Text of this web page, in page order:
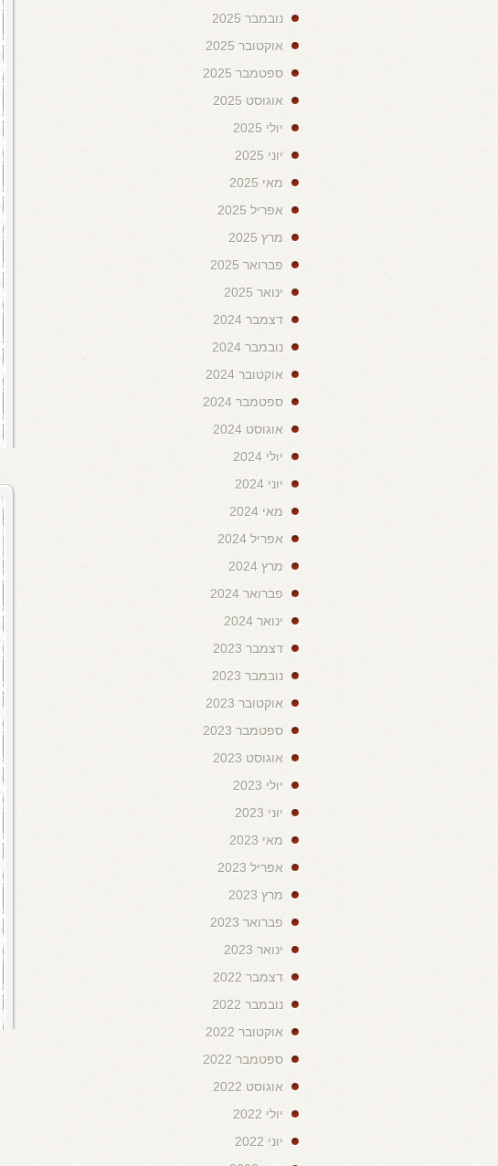
נובמבר 2025
אוקטובר 2025
ספטמבר 2025
אוגוסט 2025
יולי 2025
יוני 2025
מאי 2025
אפריל 2025
מרץ 2025
פברואר 2025
ינואר 2025
דצמבר 2024
נובמבר 2024
אוקטובר 2024
ספטמבר 2024
אוגוסט 2024
יולי 2024
יוני 2024
מאי 2024
אפריל 2024
מרץ 2024
פברואר 2024
ינואר 2024
דצמבר 2023
נובמבר 2023
אוקטובר 2023
ספטמבר 2023
אוגוסט 2023
יולי 2023
יוני 2023
מאי 2023
אפריל 2023
מרץ 2023
פברואר 2023
ינואר 2023
דצמבר 2022
נובמבר 2022
אוקטובר 2022
ספטמבר 2022
אוגוסט 2022
יולי 2022
יוני 2022